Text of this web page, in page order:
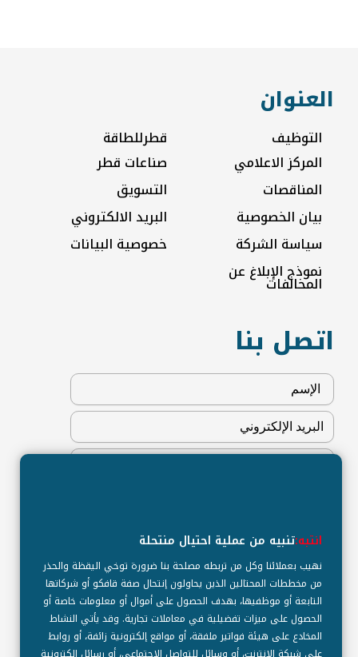
العنوان
التوظيف
المركز الاعلامي
المناقصات
بيان الخصوصية
سياسة الشركة
نموذج الإبلاغ عن
المخالفات
قطرللطاقة
صناعات قطر
التسويق
البريد الالكتروني
خصوصية البيانات
اتصل بنا
انتبه:تنبيه من عملية احتيال منتحلة
نهيب بعملائنا وكل من تربطه مصلحة بنا ضرورة توخي اليقظة والحذر
من مخططات المحتالين الذين يحاولون إنتحال صفة قافكو أو شركاتها
التابعة أو موظفيها، بهدف الحصول على أموال أو معلومات خاصة أو
الحصول على ميزات تفضيلية في معاملات تجارية. وقد يأتي النشاط
المخادع على هيئة فواتير ملفقة، أو مواقع إلكترونية زائفة، أو روابط